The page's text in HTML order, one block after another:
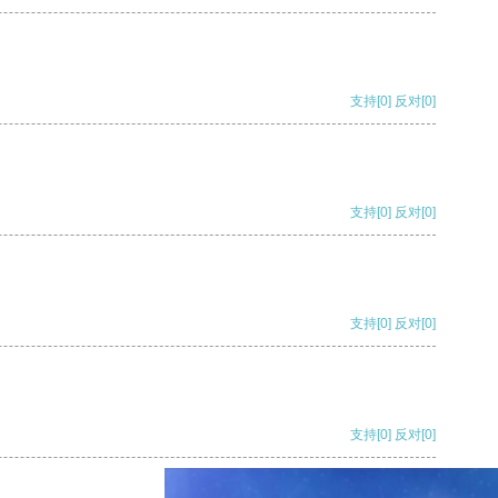
支持[0] 反对[0]
支持[0] 反对[0]
支持[0] 反对[0]
支持[0] 反对[0]